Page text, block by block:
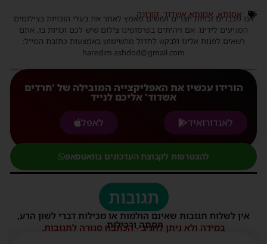
אסותא, אסותא אשדוד,קורונה
אנו מכבדים זכויות יוצרים ועושים מאמץ לאתר את בעלי הזכויות בצילומים
המגיעים לידינו. אם זיהיתים בפרסומינו צילום שיש לכם זכויות בו, אתם
רשאים לפנות אלינו ולבקש לחדול מהשימוש באמצעות כתובת המייל:
haredim.ashdod@gmail.com
הורידו עכשיו את האפליקצייה המובילה של 'חרדים
אשדוד' אליכם לנייד
לאנדורואיד
לאפל
להצטרפות לקבוצת העדכונים בוואטסאפ
תגובות
אין לשלוח תגובות שאינם הולמות או מכילות דברי לשון הרע,
הסתה ורכילות.
במידה ולא ניתן להגיב - הכתבה סגורה לתגובות.